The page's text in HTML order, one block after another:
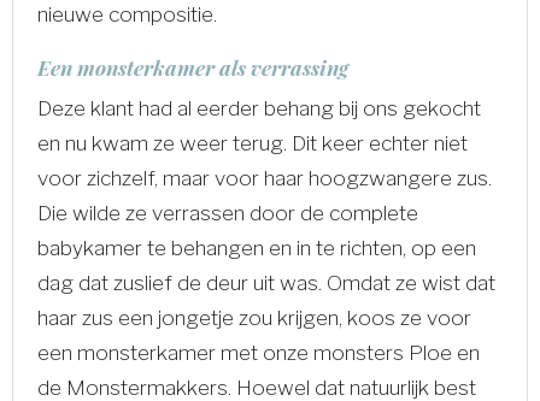
nieuwe compositie.
Een monsterkamer als verrassing
Deze klant had al eerder behang bij ons gekocht
en nu kwam ze weer terug. Dit keer echter niet
voor zichzelf, maar voor haar hoogzwangere zus.
Die wilde ze verrassen door de complete
babykamer te behangen en in te richten, op een
dag dat zuslief de deur uit was. Omdat ze wist dat
haar zus een jongetje zou krijgen, koos ze voor
een monsterkamer met onze monsters Ploe en
de Monstermakkers. Hoewel dat natuurlijk best